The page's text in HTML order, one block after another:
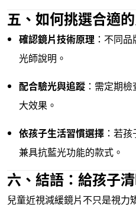
五、如何挑選合適
確認鏡片技術原理 ：不同
光師說明。
配合驗光與追蹤 ：需定期
大效果。
依孩子生活習慣選擇 ：若
兼具抗藍光功能的款式。
六、結語：給孩子
兒童近視減緩鏡片不只是視力